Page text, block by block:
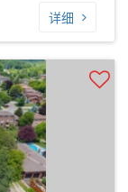
详细